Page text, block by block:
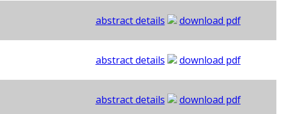
abstract details
download pdf
abstract details
download pdf
abstract details
download pdf